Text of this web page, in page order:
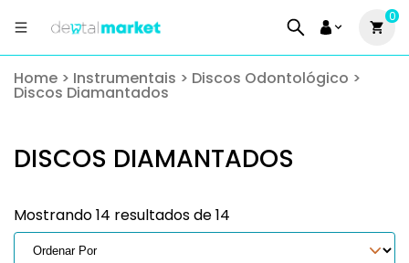
0
Home > Instrumentais > Discos Odontológico >
Discos Diamantados
DISCOS DIAMANTADOS
Mostrando 14 resultados de 14